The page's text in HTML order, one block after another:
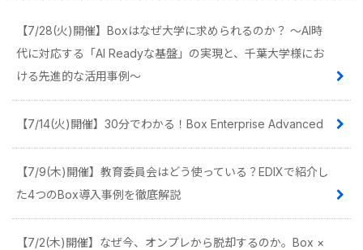
【7/28(火)開催】Boxはなぜ大学に求められるのか？ 〜AI時
代に対応する「AI Readyな基盤」の実現と、千葉大学様にお
ける先進的な活用事例〜
【7/14(火)開催】30分でわかる！Box Enterprise Advanced
【7/9(木)開催】教育委員会はどう使っている？EDIXで紹介し
た4つのBox導入事例を徹底解説
【7/2(木)開催】なぜ今、オンプレから脱却するのか。Box ×